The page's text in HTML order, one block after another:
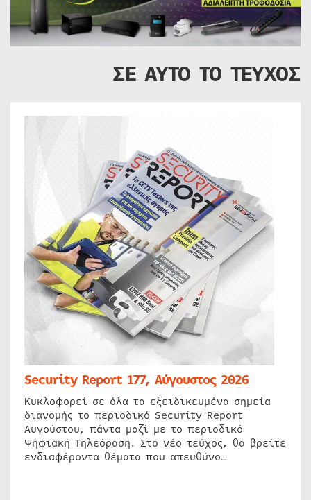
ΣΕ ΑΥΤΟ ΤΟ ΤΕΥΧΟΣ
Security Report 177, Αύγουστος 2026
Κυκλοφορεί σε όλα τα εξειδικευμένα σημεία
διανομής το περιοδικό Security Report
Αυγούστου, πάντα μαζί με το περιοδικό
Ψηφιακή Τηλεόραση. Στο νέο τεύχος, θα βρείτε
ενδιαφέροντα θέματα που απευθύνο…